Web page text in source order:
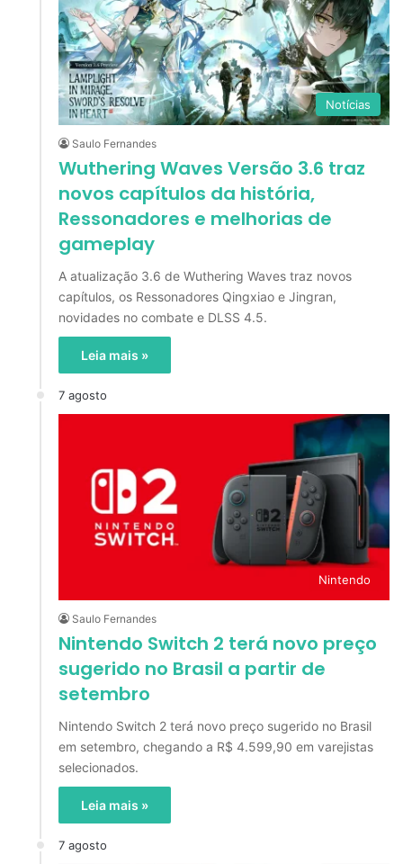
Notícias
Saulo Fernandes
Wuthering Waves Versão 3.6 traz
novos capítulos da história,
Ressonadores e melhorias de
gameplay
A atualização 3.6 de Wuthering Waves traz novos
capítulos, os Ressonadores Qingxiao e Jingran,
novidades no combate e DLSS 4.5.
Leia mais »
7 agosto
Nintendo
Saulo Fernandes
Nintendo Switch 2 terá novo preço
sugerido no Brasil a partir de
setembro
Nintendo Switch 2 terá novo preço sugerido no Brasil
em setembro, chegando a R$ 4.599,90 em varejistas
selecionados.
Leia mais »
7 agosto